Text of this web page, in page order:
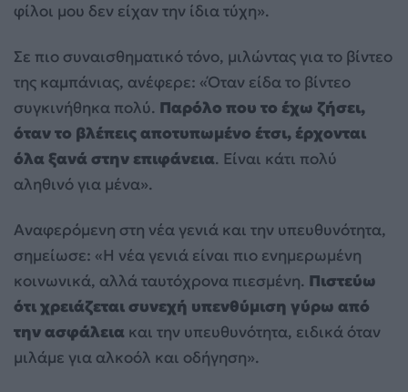
φίλοι μου δεν είχαν την ίδια τύχη».
Σε πιο συναισθηματικό τόνο, μιλώντας για το βίντεο
της καμπάνιας, ανέφερε: «Όταν είδα το βίντεο
συγκινήθηκα πολύ. Παρόλο που το έχω ζήσει,
όταν το βλέπεις αποτυπωμένο έτσι, έρχονται
όλα ξανά στην επιφάνεια. Είναι κάτι πολύ
αληθινό για μένα».
Αναφερόμενη στη νέα γενιά και την υπευθυνότητα,
σημείωσε: «Η νέα γενιά είναι πιο ενημερωμένη
κοινωνικά, αλλά ταυτόχρονα πιεσμένη. Πιστεύω
ότι χρειάζεται συνεχή υπενθύμιση γύρω από
την ασφάλεια και την υπευθυνότητα, ειδικά όταν
μιλάμε για αλκοόλ και οδήγηση».